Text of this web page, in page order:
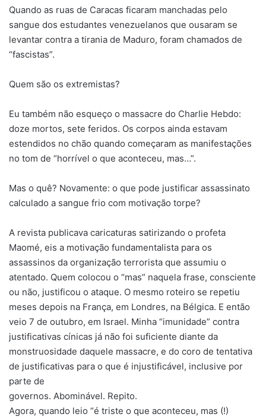
Quando as ruas de Caracas ficaram manchadas pelo
sangue dos estudantes venezuelanos que ousaram se
levantar contra a tirania de Maduro, foram chamados de
“fascistas”.
Quem são os extremistas?
Eu também não esqueço o massacre do Charlie Hebdo:
doze mortos, sete feridos. Os corpos ainda estavam
estendidos no chão quando começaram as manifestações
no tom de “horrível o que aconteceu, mas…”.
Mas o quê? Novamente: o que pode justificar assassinato
calculado a sangue frio com motivação torpe?
A revista publicava caricaturas satirizando o profeta
Maomé, eis a motivação fundamentalista para os
assassinos da organização terrorista que assumiu o
atentado. Quem colocou o “mas” naquela frase, consciente
ou não, justificou o ataque. O mesmo roteiro se repetiu
meses depois na França, em Londres, na Bélgica. E então
veio 7 de outubro, em Israel. Minha “imunidade” contra
justificativas cínicas já não foi suficiente diante da
monstruosidade daquele massacre, e do coro de tentativa
de justificativas para o que é injustificável, inclusive por
parte de
governos. Abominável. Repito.
Agora, quando leio “é triste o que aconteceu, mas (!)